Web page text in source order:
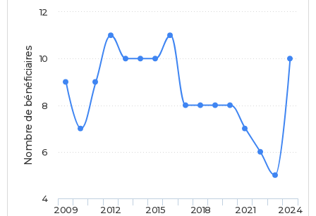
Nombre de bénéficiaires
2009 2012 2015 2018 2021 2024
4
6
8
10
12